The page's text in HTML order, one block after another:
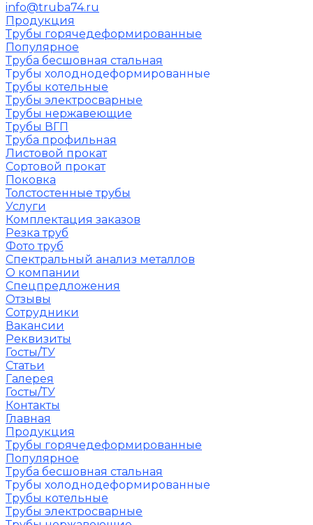
info@truba74.ru
Продукция
Трубы горячедеформированные
Популярное
Труба бесшовная стальная
Трубы холоднодеформированные
Трубы котельные
Трубы электросварные
Трубы нержавеющие
Трубы ВГП
Труба профильная
Листовой прокат
Сортовой прокат
Поковка
Толстостенные трубы
Услуги
Комплектация заказов
Резка труб
Фото труб
Спектральный анализ металлов
О компании
Спецпредложения
Отзывы
Сотрудники
Вакансии
Реквизиты
Госты/ТУ
Статьи
Галерея
Госты/ТУ
Контакты
Главная
Продукция
Трубы горячедеформированные
Популярное
Труба бесшовная стальная
Трубы холоднодеформированные
Трубы котельные
Трубы электросварные